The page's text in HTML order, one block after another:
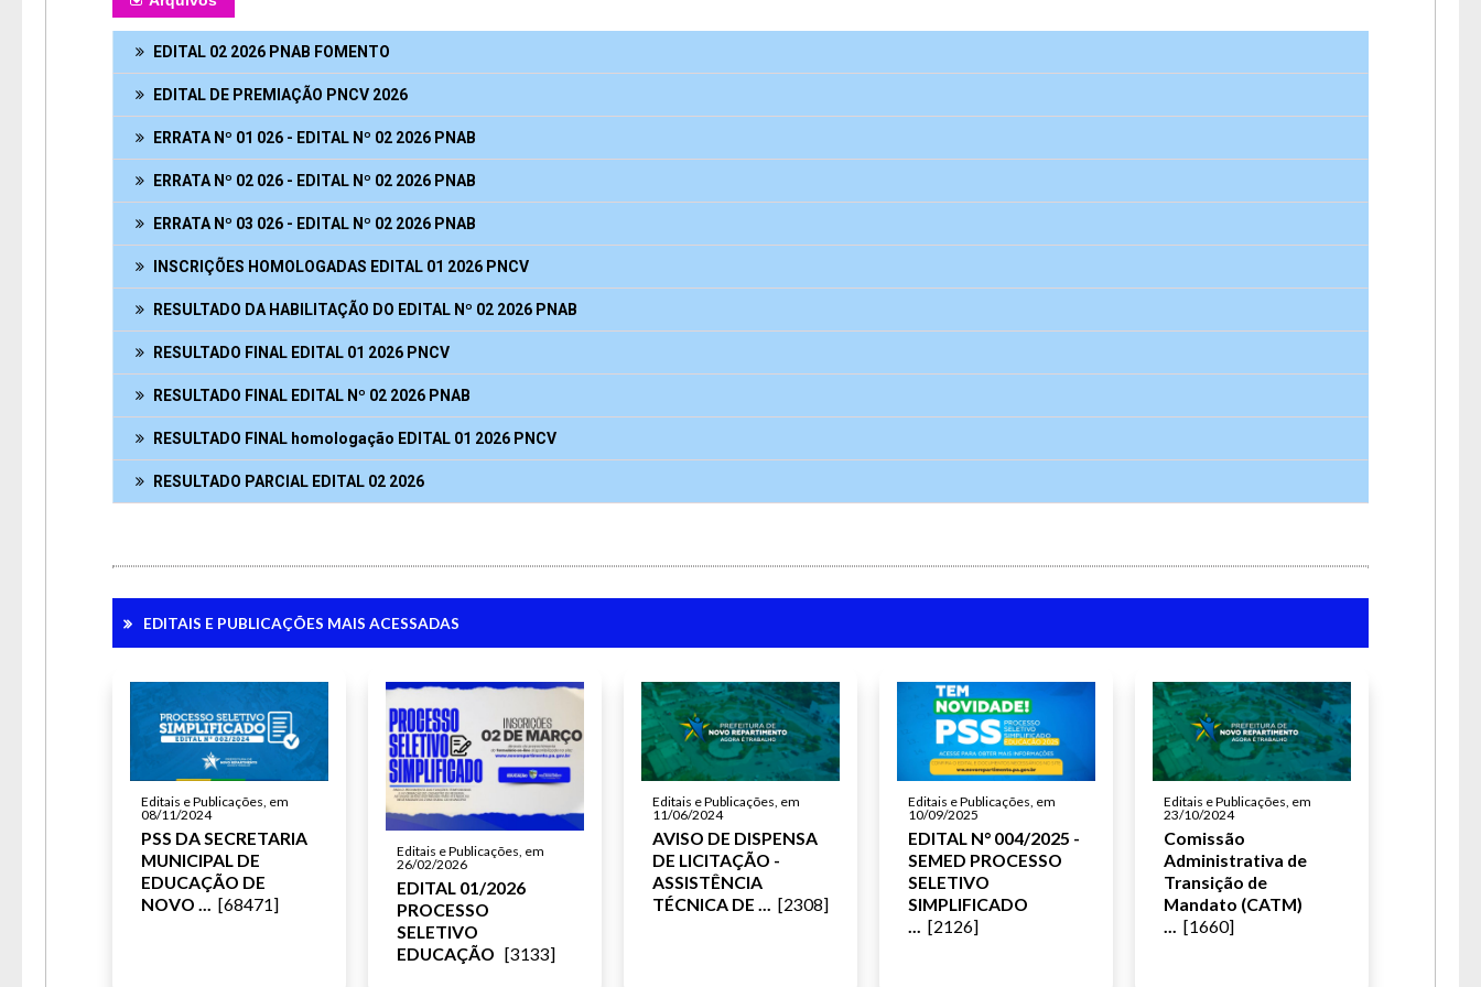
EDITAL 02 2026 PNAB FOMENTO
EDITAL DE PREMIAÇÃO PNCV 2026
ERRATA Nº 01 026 - EDITAL Nº 02 2026 PNAB
ERRATA Nº 02 026 - EDITAL Nº 02 2026 PNAB
ERRATA Nº 03 026 - EDITAL Nº 02 2026 PNAB
INSCRIÇÕES HOMOLOGADAS EDITAL 01 2026 PNCV
RESULTADO DA HABILITAÇÃO DO EDITAL Nº 02 2026 PNAB
RESULTADO FINAL EDITAL 01 2026 PNCV
RESULTADO FINAL EDITAL Nº 02 2026 PNAB
RESULTADO FINAL homologação EDITAL 01 2026 PNCV
RESULTADO PARCIAL EDITAL 02 2026
EDITAIS E PUBLICAÇÕES MAIS ACESSADAS
Editais e Publicações, em
08/11/2024
PSS DA SECRETARIA
MUNICIPAL DE
EDUCAÇÃO DE
NOVO ... [68471]
Editais e Publicações, em
26/02/2026
EDITAL 01/2026
PROCESSO
SELETIVO
EDUCAÇÃO [3133]
Editais e Publicações, em
11/06/2024
AVISO DE DISPENSA
DE LICITAÇÃO -
ASSISTÊNCIA
TÉCNICA DE ... [2308]
Editais e Publicações, em
10/09/2025
EDITAL N° 004/2025 -
SEMED PROCESSO
SELETIVO
SIMPLIFICADO
... [2126]
Editais e Publicações, em
23/10/2024
Comissão
Administrativa de
Transição de
Mandato (CATM)
... [1660]
Enviar